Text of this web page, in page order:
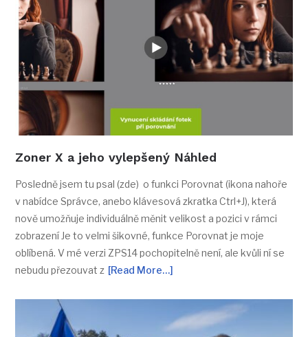
Zoner X a jeho vylepšený Náhled
Posledně jsem tu psal (zde) o funkci Porovnat (ikona nahoře
v nabídce Správce, anebo klávesová zkratka Ctrl+J), která
nově umožňuje individuálně měnit velikost a pozici v rámci
zobrazení Je to velmi šikovné, funkce Porovnat je moje
oblíbená. V mé verzi ZPS14 pochopitelně není, ale kvůli ní se
nebudu přezouvat z [Read More…]